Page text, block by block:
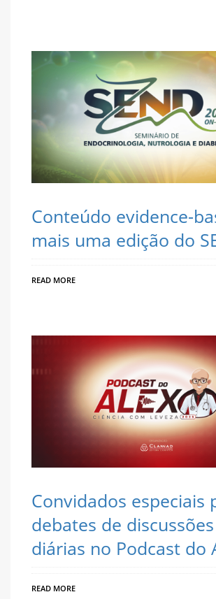
Conteúdo evidence-
mais uma edição do
READ MORE
Convidados especiais
debates de
diárias no Podcast do
READ MORE